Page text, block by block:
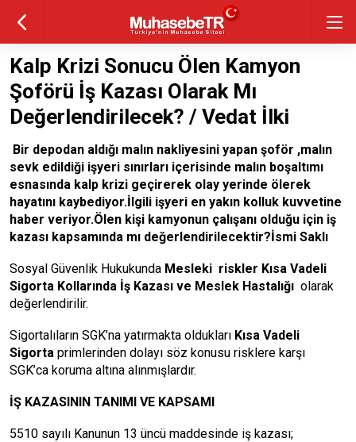
Kalp Krizi Sonucu Ölen Kamyon
Şoförü İş Kazası Olarak Mı
Değerlendirilecek? / Vedat İlki
Bir depodan aldığı malın nakliyesini yapan şoför ,malın
sevk edildiği işyeri sınırları içerisinde malın boşaltımı
esnasında kalp krizi geçirerek olay yerinde ölerek
hayatını kaybediyor.İlgili işyeri en yakın kolluk kuvvetine
haber veriyor.Ölen kişi kamyonun çalışanı olduğu için iş
kazası kapsamında mı değerlendirilecektir?İsmi Saklı
Sosyal Güvenlik Hukukunda Mesleki riskler Kısa Vadeli
Sigorta Kollarında İş Kazası ve Meslek Hastalığı olarak
değerlendirilir.
Sigortalıların SGK’na yatırmakta oldukları Kısa Vadeli
Sigorta primlerinden dolayı söz konusu risklere karşı
SGK’ca koruma altına alınmışlardır.
İŞ KAZASININ TANIMI VE KAPSAMI
5510 sayılı Kanunun 13 üncü maddesinde iş kazası;